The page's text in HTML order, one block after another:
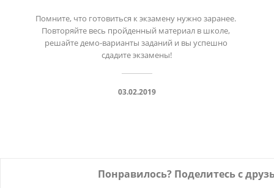
Помните, что готовиться к экзамену нужно заранее.
Повторяйте весь пройденный материал в школе,
решайте демо-варианты заданий и вы успешно
03.02.2019
Понравилось? Поделитесь с